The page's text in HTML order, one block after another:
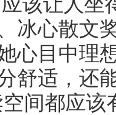
冰心散文
心目中理
舒适，还
间都应